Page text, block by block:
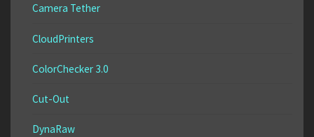
Camera Tether
CloudPrinters
ColorChecker 3.0
Cut-Out
DynaRaw